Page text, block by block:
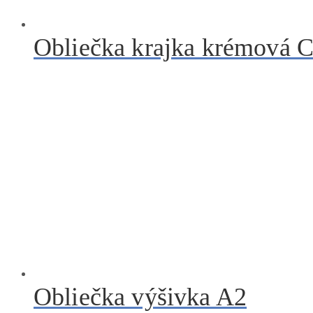
Obliečka krajka krémová
Obliečka výšivka A2